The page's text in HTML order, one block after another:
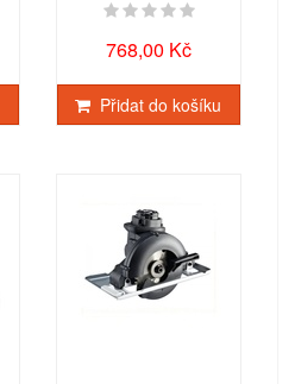
768,00 Kč
Přidat do košíku